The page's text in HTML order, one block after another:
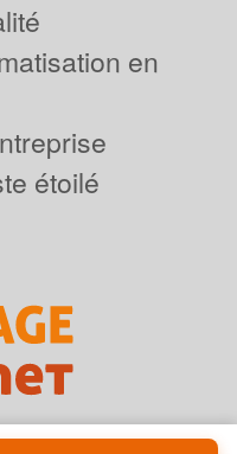
en
étoilé